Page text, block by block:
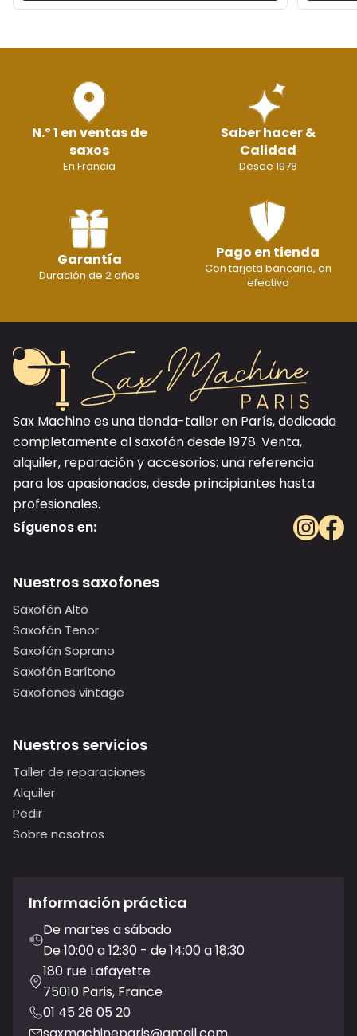
N.º 1 en ventas de
saxos
En Francia
Saber hacer &
Calidad
Desde 1978
Garantía
Duración de 2 años
Pago en tienda
Con tarjeta bancaria, en
efectivo
Sax Machine es una tienda-taller en París, dedicada
completamente al saxofón desde 1978. Venta,
alquiler, reparación y accesorios: una referencia
para los apasionados, desde principiantes hasta
profesionales.
Síguenos en:
Nuestros saxofones
Saxofón Alto
Saxofón Tenor
Saxofón Soprano
Saxofón Barítono
Saxofones vintage
Nuestros servicios
Taller de reparaciones
Alquiler
Pedir
Sobre nosotros
Información práctica
De martes a sábado
De 10:00 a 12:30 - de 14:00 a 18:30
180 rue Lafayette
75010 Paris, France
01 45 26 05 20